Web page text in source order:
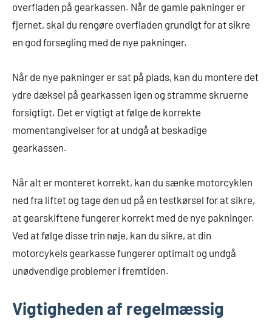
overfladen på gearkassen. Når de gamle pakninger er
fjernet, skal du rengøre overfladen grundigt for at sikre
en god forsegling med de nye pakninger.
Når de nye pakninger er sat på plads, kan du montere det
ydre dæksel på gearkassen igen og stramme skruerne
forsigtigt. Det er vigtigt at følge de korrekte
momentangivelser for at undgå at beskadige
gearkassen.
Når alt er monteret korrekt, kan du sænke motorcyklen
ned fra liftet og tage den ud på en testkørsel for at sikre,
at gearskiftene fungerer korrekt med de nye pakninger.
Ved at følge disse trin nøje, kan du sikre, at din
motorcykels gearkasse fungerer optimalt og undgå
unødvendige problemer i fremtiden.
Vigtigheden af regelmæssig